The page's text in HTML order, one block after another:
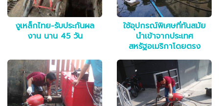
งูเหล็กไทย-รับประกันผล
งาน นาน 45 วัน
ใช้อุปกรณ์พิเศษที่ทันสมัย
นำเข้าจากประเทศ
สหรัฐอเมริกาโดยตรง